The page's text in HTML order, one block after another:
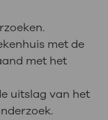
met de
met het
uitslag van het